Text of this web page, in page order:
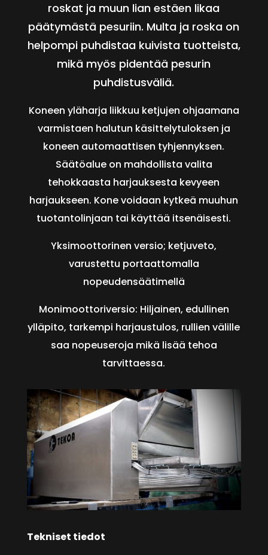
roskat ja muun lian estäen likaa
päätymästä pesuriin. Multa ja roska on
helpompi puhdistaa kuivista tuotteista,
mikä myös pidentää pesurin
puhdistusväliä.
Koneen yläharja liikkuu ketjujen ohjaamana
varmistaen halutun käsittelytuloksen ja
koneen automaattisen tyhjennyksen.
Säätöalue on mahdollista valita
tehokkaasta harjauksesta kevyeen
harjaukseen. Kone voidaan kytkeä muuhun
tuotantolinjaan tai käyttää itsenäisesti.
Yksimoottorinen versio; ketjuveto,
varustettu portaattomalla
nopeudensäätimellä
Monimoottoriversio: Hiljainen, edullinen
ylläpito, tarkempi harjaustulos, rullien välille
saa nopeuseroja mikä lisää tehoa
tarvittaessa.
Tekniset tiedot